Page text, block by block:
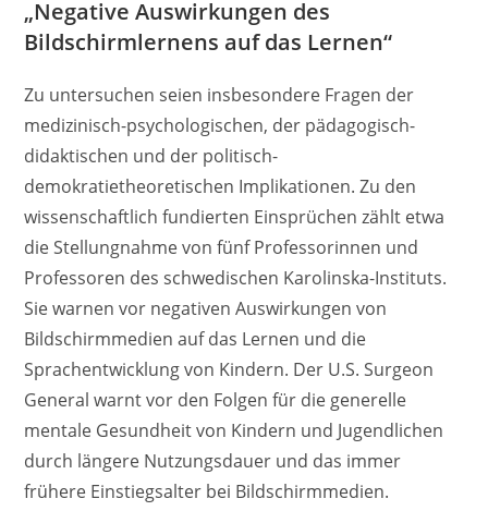
„Negative Auswirkungen des
Bildschirmlernens auf das Lernen“
Zu untersuchen seien insbesondere Fragen der
medizinisch-psychologischen, der pädagogisch-
didaktischen und der politisch-
demokratietheoretischen Implikationen. Zu den
wissenschaftlich fundierten Einsprüchen zählt etwa
die Stellungnahme von fünf Professorinnen und
Professoren des schwedischen Karolinska-Instituts.
Sie warnen vor negativen Auswirkungen von
Bildschirmmedien auf das Lernen und die
Sprachentwicklung von Kindern. Der U.S. Surgeon
General warnt vor den Folgen für die generelle
mentale Gesundheit von Kindern und Jugendlichen
durch längere Nutzungsdauer und das immer
frühere Einstiegsalter bei Bildschirmmedien.